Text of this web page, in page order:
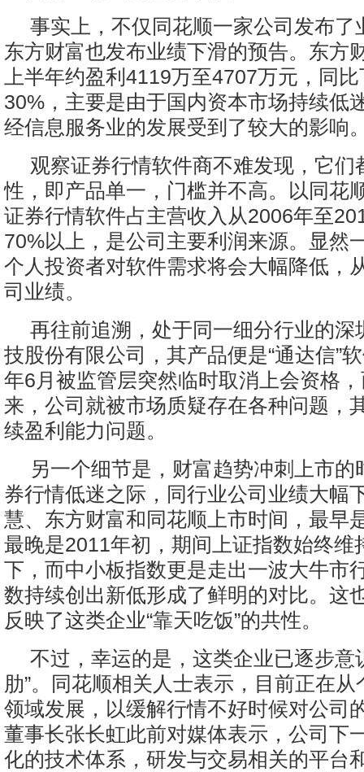
事实上，不仅同花顺一家公司发布了
东方财富也发布业绩下滑的预告。东方
上半年约盈利4119万至4707万元，同
30%，主要是由于国内资本市场持续低
经信息服务业的发展受到了较大的影响
观察证券行情软件商不难发现，它们
性，即产品单一，门槛并不高。以同花
证券行情软件占主营收入从2006年至
70%以上，是公司主要利润来源。显然
个人投资者对软件需求将会大幅降低，
司业绩。
再往前追溯，处于同一细分行业的深
技股份有限公司，其产品便是“通达信”
年6月被监管层突然临时取消上会资格
来，公司就被市场质疑存在各种问题，
续盈利能力问题。
另一个细节是，财富趋势冲刺上市的
券行情低迷之际，同行业公司业绩大幅
慧、东方财富和同花顺上市时间，最早
最晚是2011年初，期间上证指数始终维
下，而中小板指数更是走出一波大牛市
数持续创出新低形成了鲜明的对比。这
反映了这类企业“靠天吃饭”的共性。
不过，幸运的是，这类企业已逐步意
肋”。同花顺相关人士表示，目前正在
领域发展，以缓解行情不好时候对公司
董事长张长虹此前对媒体表示，公司下
化的技术体系，研发与交易相关的平台